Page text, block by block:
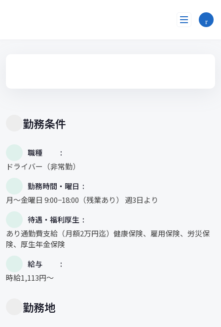
勤務条件
職種
ドライバー（非常勤）
勤務時間・曜日
月〜金曜日 9:00−18:00（残業あり） 週3日より
待遇・福利厚生
あり通勤費支給（月額2万円迄）健康保険、雇用保険、労災保
険、厚生年金保険
給与
時給1,113円〜
勤務地